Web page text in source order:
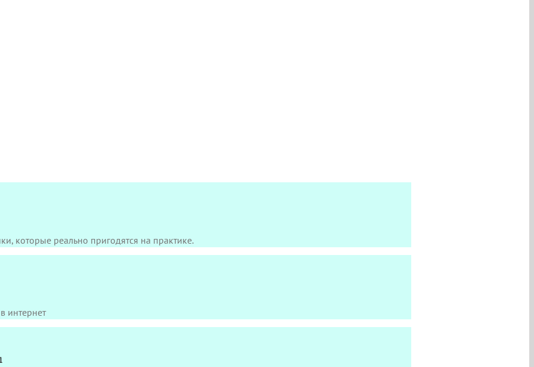
которые реально пригодятся на практике.
интернет